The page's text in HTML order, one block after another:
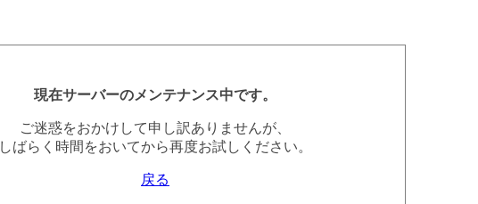
現在サーバーのメンテナンス中です。
ご迷惑をおかけして申し訳ありませんが、
しばらく時間をおいてから再度お試しください。
戻る